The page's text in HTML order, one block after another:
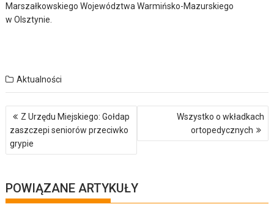
Marszałkowskiego Województwa Warmińsko-Mazurskiego
w Olsztynie.
Aktualności
Nawigacja
wpisu
Z Urzędu Miejskiego: Gołdap
zaszczepi seniorów przeciwko
grypie
Wszystko o wkładkach
ortopedycznych
POWIĄZANE ARTYKUŁY